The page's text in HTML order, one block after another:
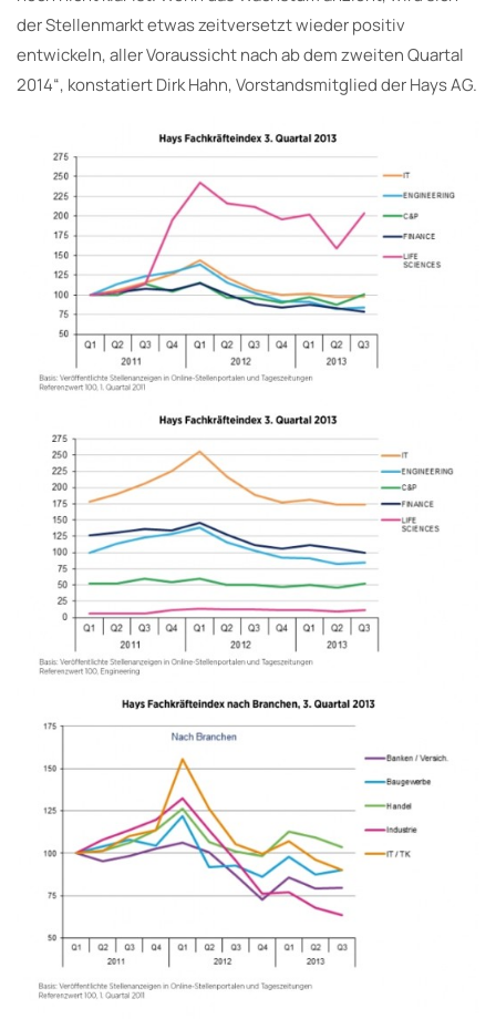
der Stellenmarkt etwas zeitversetzt wieder positiv
entwickeln, aller Voraussicht nach ab dem zweiten Quartal
2014“, konstatiert Dirk Hahn, Vorstandsmitglied der Hays AG.